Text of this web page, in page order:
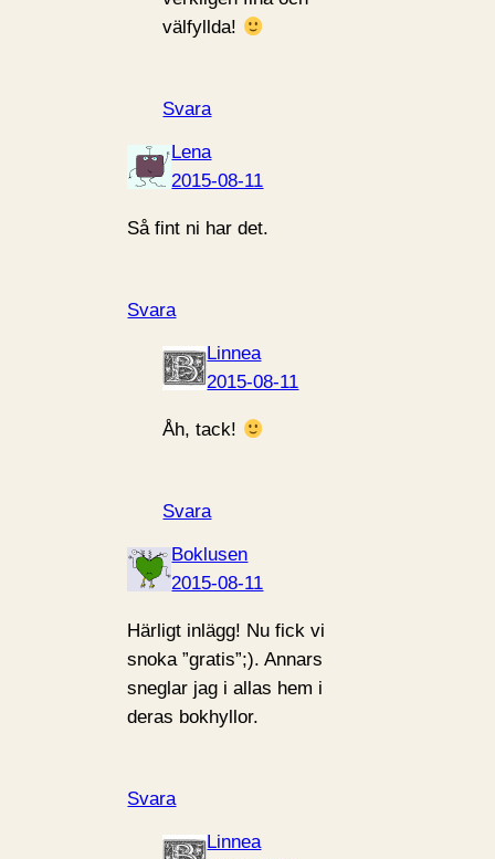
välfyllda!
Svara
Lena
2015-08-11
Så fint ni har det.
Svara
Linnea
2015-08-11
Åh, tack!
Svara
Boklusen
2015-08-11
Härligt inlägg! Nu fick vi
snoka ”gratis”;). Annars
sneglar jag i allas hem i
deras bokhyllor.
Svara
Linnea